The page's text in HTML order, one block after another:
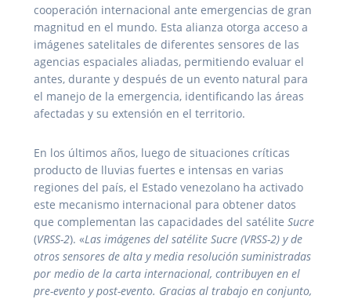
cooperación internacional ante emergencias de gran
magnitud en el mundo. Esta alianza otorga acceso a
imágenes satelitales de diferentes sensores de las
agencias espaciales aliadas, permitiendo evaluar el
antes, durante y después de un evento natural para
el manejo de la emergencia, identificando las áreas
afectadas y su extensión en el territorio.
En los últimos años, luego de situaciones críticas
producto de lluvias fuertes e intensas en varias
regiones del país, el Estado venezolano ha activado
este mecanismo internacional para obtener datos
que complementan las capacidades del satélite Sucre
(VRSS-2). «Las imágenes del satélite Sucre (VRSS-2) y de
otros sensores de alta y media resolución suministradas
por medio de la carta internacional, contribuyen en el
pre-evento y post-evento. Gracias al trabajo en conjunto,